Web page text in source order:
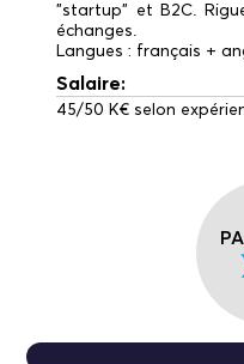
"startup" et B2C.
échanges.
Langues : français +
Salaire:
45/50 K€ selon